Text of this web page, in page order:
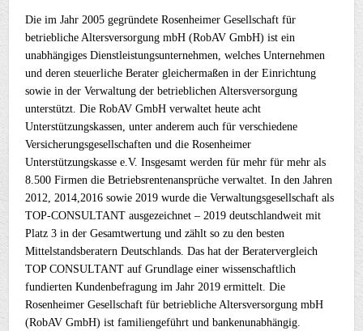
Die im Jahr 2005 gegründete Rosenheimer Gesellschaft für
betriebliche Altersversorgung mbH (RobAV GmbH) ist ein
unabhängiges Dienstleistungsunternehmen, welches Unternehmen
und deren steuerliche Berater gleichermaßen in der Einrichtung
sowie in der Verwaltung der betrieblichen Altersversorgung
unterstützt. Die RobAV GmbH verwaltet heute acht
Unterstützungskassen, unter anderem auch für verschiedene
Versicherungsgesellschaften und die Rosenheimer
Unterstützungskasse e.V. Insgesamt werden für mehr für mehr als
8.500 Firmen die Betriebsrentenansprüche verwaltet. In den Jahren
2012, 2014,2016 sowie 2019 wurde die Verwaltungsgesellschaft als
TOP-CONSULTANT ausgezeichnet – 2019 deutschlandweit mit
Platz 3 in der Gesamtwertung und zählt so zu den besten
Mittelstandsberatern Deutschlands. Das hat der Beratervergleich
TOP CONSULTANT auf Grundlage einer wissenschaftlich
fundierten Kundenbefragung im Jahr 2019 ermittelt. Die
Rosenheimer Gesellschaft für betriebliche Altersversorgung mbH
(RobAV GmbH) ist familiengeführt und bankenunabhängig.